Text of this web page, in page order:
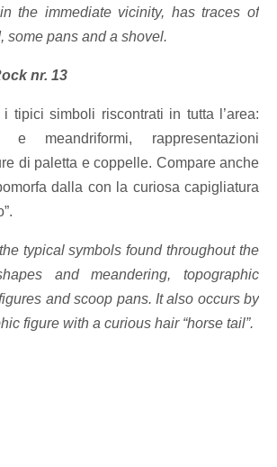
the immediate vicinity, has traces of
some pans and a shovel.
nr. 13
i tipici simboli riscontrati in tutta l’area:
meandriformi, rappresentazioni
di paletta e coppelle. Compare anche
dalla con la curiosa capigliatura
typical symbols found throughout the
and meandering, topographic
and scoop pans. It also occurs by
figure with a curious hair “horse tail”.